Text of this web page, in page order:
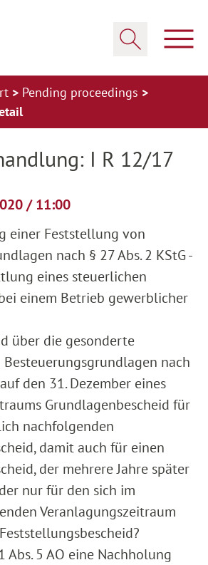
Pending proceedings
I R 12/17
/ 11:00
einer Feststellung von
nach § 27 Abs. 2 KStG -
eines steuerlichen
einem Betrieb gewerblicher
über die gesonderte
nach
den 31. Dezember eines
Grundlagenbescheid für
nachfolgenden
damit auch für einen
der mehrere Jahre später
nur für den sich im
Veranlagungszeitraum
Abs. 5 AO eine Nachholung